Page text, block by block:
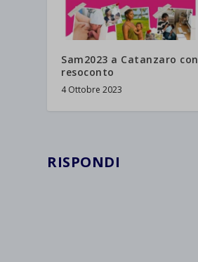
Sam2023 a Catanzaro con
resoconto
4 Ottobre 2023
RISPONDI